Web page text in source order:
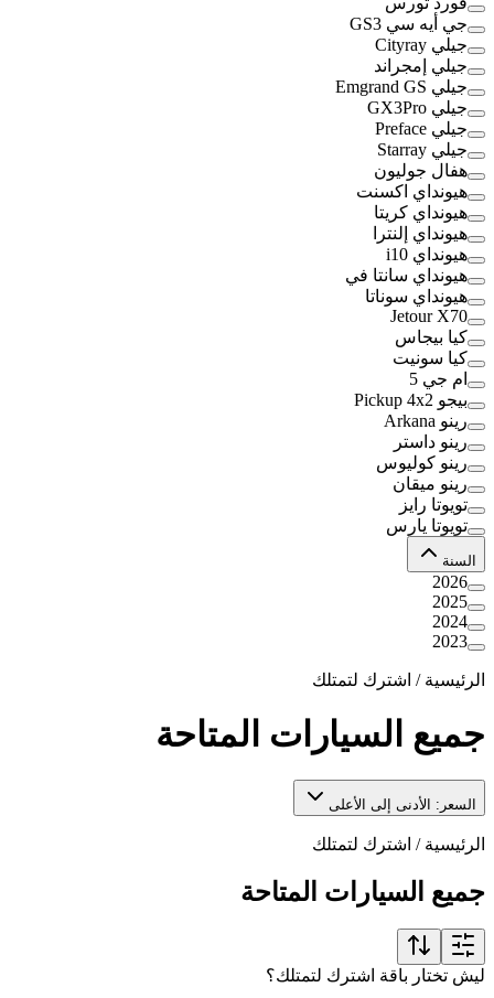
جي أيه سي GS3
جيلي Cityray
جيلي إمجراند
جيلي Emgrand GS
جيلي GX3Pro
جيلي Preface
جيلي Starray
هفال جوليون
هيونداي اكسنت
هيونداي كريتا
هيونداي إلنترا
هيونداي i10
هيونداي سانتا في
هيونداي سوناتا
Jetour X70
كيا بيجاس
كيا سونيت
ام جي 5
بيجو Pickup 4x2
رينو Arkana
رينو داستر
رينو كوليوس
رينو ميقان
تويوتا رايز
تويوتا يارس
السنة
2026
2025
2024
2023
الرئيسية / اشترك لتمتلك
جميع السيارات المتاحة
السعر: الأدنى إلى الأعلى
الرئيسية / اشترك لتمتلك
جميع السيارات المتاحة
ليش تختار باقة اشترك لتمتلك؟